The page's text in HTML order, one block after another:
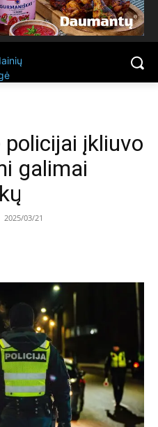
policijai įkliuvo
galimai
2025/03/21